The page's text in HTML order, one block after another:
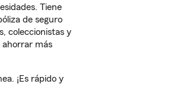
Tiene
de seguro
coleccionistas y
ahorrar más
¡Es rápido y